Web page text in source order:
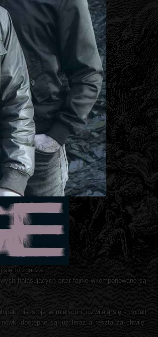
się to zgadza.
hałasujących gitar fajnie wkomponowane są
nie stoją w miejscu i rozwijają się - dodali
dostępne są już teraz a reszta za chwilę.